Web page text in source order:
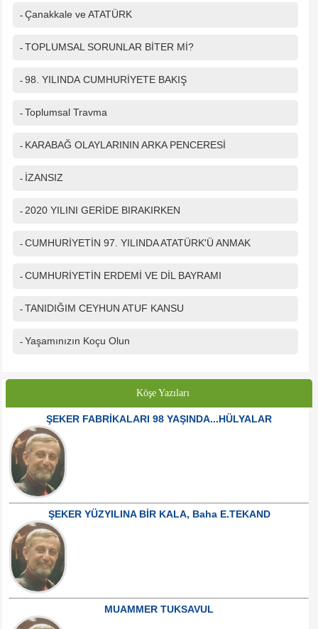
- Çanakkale ve ATATÜRK
- TOPLUMSAL SORUNLAR BİTER Mİ?
- 98. YILINDA CUMHURİYETE BAKIŞ
- Toplumsal Travma
- KARABAĞ OLAYLARININ ARKA PENCERESİ
- İZANSIZ
- 2020 YILINI GERİDE BIRAKIRKEN
- CUMHURİYETİN 97. YILINDA ATATÜRK'Ü ANMAK
- CUMHURİYETİN ERDEMİ VE DİL BAYRAMI
- TANIDIĞIM CEYHUN ATUF KANSU
- Yaşamınızın Koçu Olun
Köşe Yazıları
ŞEKER FABRİKALARI 98 YAŞINDA...HÜLYALAR
ŞEKER YÜZYILINA BİR KALA, Baha E.TEKAND
MUAMMER TUKSAVUL